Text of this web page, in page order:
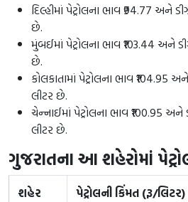
દિલ્હીમાં પેટ્રોલના ભાવ ₹94.77 અને
છે.
મુંબઈમાં પેટ્રોલના ભાવ ₹103.44 અને
છે.
કોલકાતામાં પેટ્રોલના ભાવ ₹104.95
લીટર છે.
ચેન્નાઈમાં પેટ્રોલના ભાવ ₹100.95 અને
લીટર છે.
ગુજરાતના આ શહેરોમાં
શહેર પેટ્રોલની કિંમત (રૂ/લિટર)